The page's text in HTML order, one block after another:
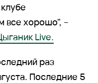
все хорошо", –
Live.
раз
Последние 5